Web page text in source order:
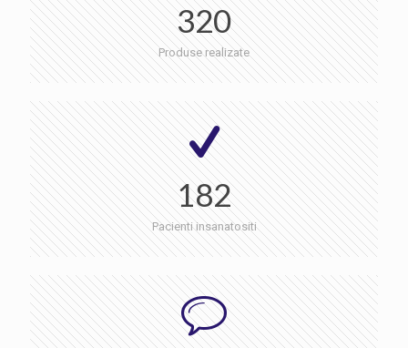
320
Produse realizate
182
Pacienti insanatositi